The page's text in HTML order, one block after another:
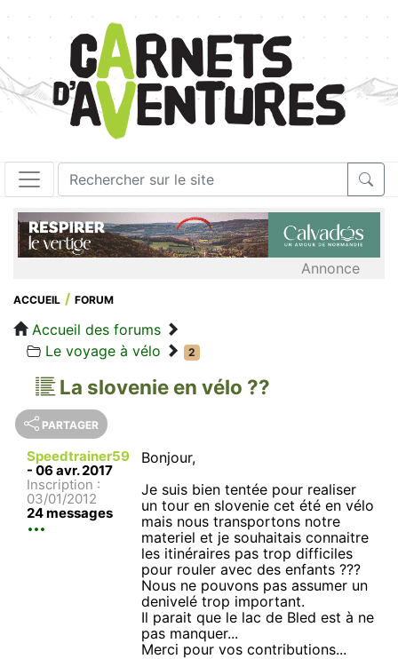
Annonce
ACCUEIL FORUM
Accueil des forums
Le voyage à vélo
2
La slovenie en vélo ??
PARTAGER
Speedtrainer59
- 06 avr. 2017
Inscription :
03/01/2012
24 messages
Bonjour,
Je suis bien tentée pour realiser
un tour en slovenie cet été en vélo
mais nous transportons notre
materiel et je souhaitais connaitre
les itinéraires pas trop difficiles
pour rouler avec des enfants ???
Nous ne pouvons pas assumer un
denivelé trop important.
Il parait que le lac de Bled est à ne
pas manquer...
Merci pour vos contributions...